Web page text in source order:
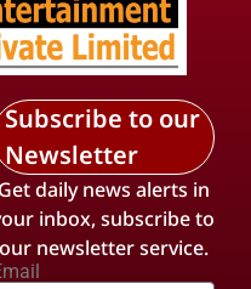
Subscribe to our
Newsletter
Get daily news alerts in
inbox, subscribe to
our newsletter service.